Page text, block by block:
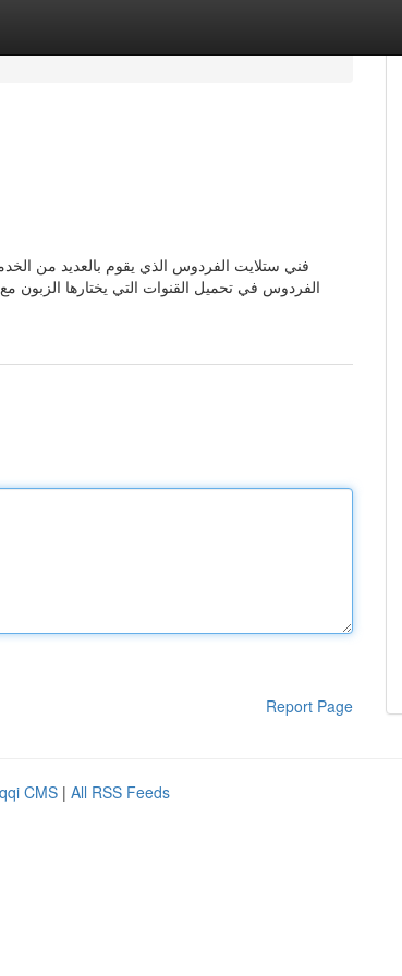
فني ستلايت الفردوس الذي يقوم بالعديد من
الفردوس في تحميل القنوات التي يختارها الزبون
Report Page
CMS | All RSS Feeds